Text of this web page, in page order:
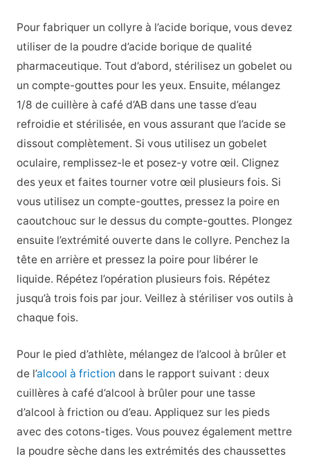
Pour fabriquer un collyre à l’acide borique, vous devez
utiliser de la poudre d’acide borique de qualité
pharmaceutique. Tout d’abord, stérilisez un gobelet ou
un compte-gouttes pour les yeux. Ensuite, mélangez
1/8 de cuillère à café d’AB dans une tasse d’eau
refroidie et stérilisée, en vous assurant que l’acide se
dissout complètement. Si vous utilisez un gobelet
oculaire, remplissez-le et posez-y votre œil. Clignez
des yeux et faites tourner votre œil plusieurs fois. Si
vous utilisez un compte-gouttes, pressez la poire en
caoutchouc sur le dessus du compte-gouttes. Plongez
ensuite l’extrémité ouverte dans le collyre. Penchez la
tête en arrière et pressez la poire pour libérer le
liquide. Répétez l’opération plusieurs fois. Répétez
jusqu’à trois fois par jour. Veillez à stériliser vos outils à
chaque fois.
Pour le pied d’athlète, mélangez de l’alcool à brûler et
de l’alcool à friction dans le rapport suivant : deux
cuillères à café d’alcool à brûler pour une tasse
d’alcool à friction ou d’eau. Appliquez sur les pieds
avec des cotons-tiges. Vous pouvez également mettre
la poudre sèche dans les extrémités des chaussettes